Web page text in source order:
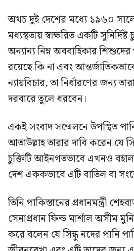
অথচ দুই দেশের মধ্যে ১৯৬০ সালে
মধ্যস্থতায় স্বাক্ষরিত একটি
অন্যান্য নিম্ন অববাহিকার
রয়েছে কি না এবং
ন্যায়বিচার, তা নির্ধারণের জন্য
দরবারে তুলে ধরবেন।
একই সংবাদ সম্মেলনে উপস্থিত
আতাউল্লাহ তারার দাবি করেন যে
চুক্তিটি আইনগতভাবে এখনও
দেশ এককভাবে এটি বাতিল বা
তিনি পাকিস্তানের প্রধানমন্ত্রী
সেনাপ্রধান ফিল্ড মার্শাল অসীম
করে বলেন যে সিন্ধু নদের পানি